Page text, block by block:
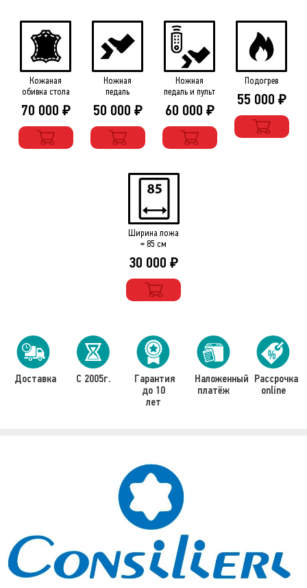
Кожаная
обивка стола
70 000 ₽
Ножная
педаль
50 000 ₽
Ножная
педаль и пульт
60 000 ₽
Подогрев
55 000 ₽
Ширина ложа
= 85 см
30 000 ₽
Доставка С 2005г.
Гарантия
до 10
лет
Наложенный
платёж
Рассрочка
online